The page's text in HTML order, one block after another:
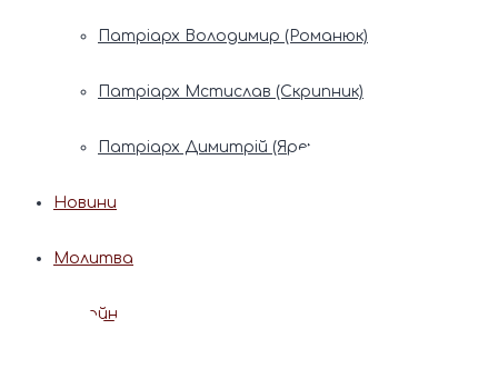
Патріарх Володимир (Романюк)
Патріарх Мстислав (Скрипник)
Патріарх Димитрій (Ярема)
Новини
Молитва
Онлайн послуги